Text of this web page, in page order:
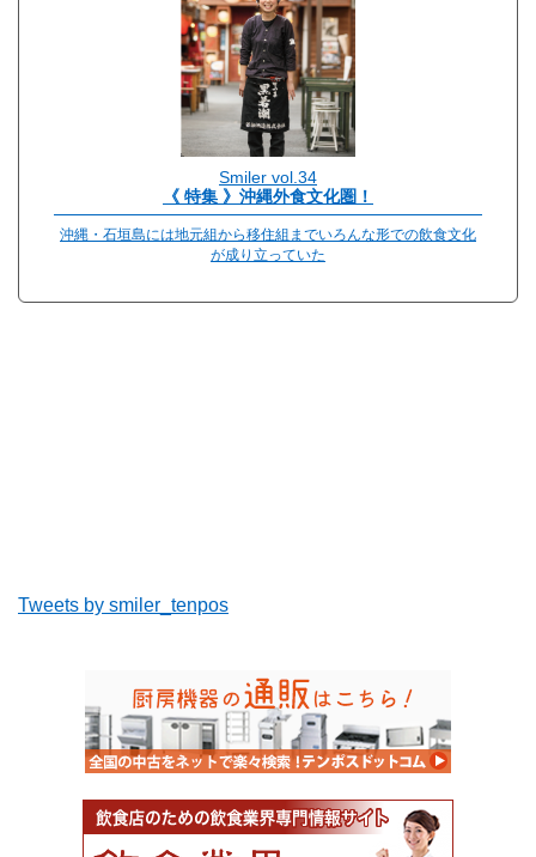
Smiler vol.34
《 特集 》沖縄外食文化圏！
沖縄・石垣島には地元組から移住組までいろんな形での飲食文化
が成り立っていた
Tweets by smiler_tenpos